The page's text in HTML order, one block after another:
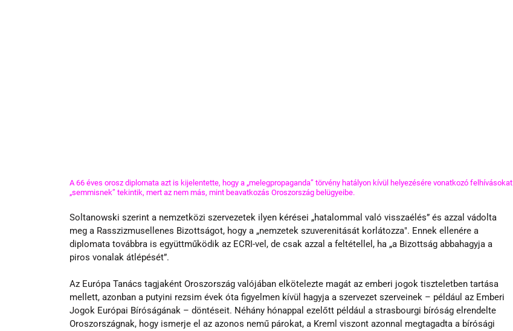
A 66 éves orosz diplomata azt is kijelentette, hogy a „melegpropaganda” törvény hatályon kívül helyezésére vonatkozó felhívásokat
„semmisnek” tekintik, mert az nem más, mint beavatkozás Oroszország belügyeibe.
Soltanowski szerint a nemzetközi szervezetek ilyen kérései „hatalommal való visszaélés” és azzal vádolta
meg a Rasszizmusellenes Bizottságot, hogy a „nemzetek szuverenitását korlátozza". Ennek ellenére a
diplomata továbbra is együttműködik az ECRI-vel, de csak azzal a feltétellel, ha „a Bizottság abbahagyja a
piros vonalak átlépését”.
Az Európa Tanács tagjaként Oroszország valójában elkötelezte magát az emberi jogok tiszteletben tartása
mellett, azonban a putyini rezsim évek óta figyelmen kívül hagyja a szervezet szerveinek – például az Emberi
Jogok Európai Bíróságának – döntéseit. Néhány hónappal ezelőtt például a strasbourgi bíróság elrendelte
Oroszországnak, hogy ismerje el az azonos nemű párokat, a Kreml viszont azonnal megtagadta a bírósági